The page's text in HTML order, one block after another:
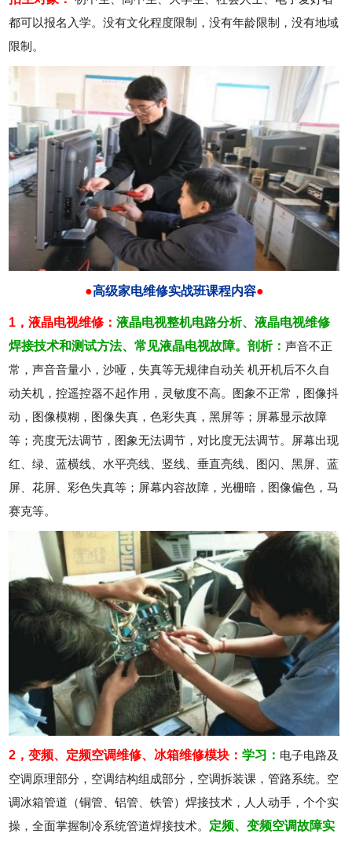
都可以报名入学。没有文化程度限制，没有年龄限制，没有地域
限制。
●高级家电维修实战班课程内容●
1，液晶电视维修：液晶电视整机电路分析、液晶电视维修
焊接技术和测试方法、常见液晶电视故障。剖析：声音不正
常，声音音量小，沙哑，失真等无规律自动关 机开机后不久自
动关机，控遥控器不起作用，灵敏度不高。图象不正常，图像抖
动，图像模糊，图像失真，色彩失真，黑屏等；屏幕显示故障
等；亮度无法调节，图象无法调节，对比度无法调节。屏幕出现
红、绿、蓝横线、水平亮线、竖线、垂直亮线、图闪、黑屏、蓝
屏、花屏、彩色失真等；屏幕内容故障，光栅暗，图像偏色，马
赛克等。
2，变频、定频空调维修、冰箱维修模块：学习： 电子电路及
空调原理部分，空调结构组成部分，空调拆装课，管路系统。空
调冰箱管道（铜管、铝管、铁管）焊接技术，人人动手，个个实
操，全面掌握制冷系统管道焊接技术。 定频、变频空调故障实